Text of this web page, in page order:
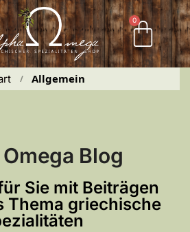
0
/ Allgemein
Blog
Sie mit Beiträgen
Thema griechische